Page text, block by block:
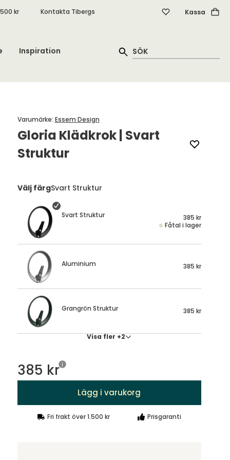
kr Kontakta Tibergs Kassa
Inspiration
Gloria Klädkrok | Svart
Struktur
Varumärke: Essem Design
Välj färgSvart Struktur
Svart Struktur
385 kr
Fåtal i lager
Aluminium 385 kr
Grangrön Struktur 385 kr
Visa fler +2
385 kr
Lägg i varukorg
Fri frakt över 1.500 kr Prisgaranti